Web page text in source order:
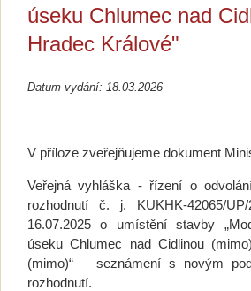
úseku Chlumec nad
Hradec Králové"
Datum vydání: 18.03.2026
V příloze zveřejňujeme dokument
Veřejná vyhláška - řízení o
rozhodnutí č. j. KUKHK-42065/
16.07.2025 o umístění stavby
úseku Chlumec nad Cidlinou
(mimo)“ – seznámení s novým
rozhodnutí.